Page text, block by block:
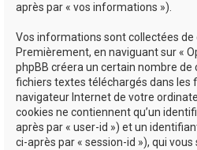
après par « vos informations »).
Vos informations sont collectées de
Premièrement, en naviguant sur «
phpBB créera un certain nombre de
fichiers textes téléchargés dans les
navigateur Internet de votre
cookies ne contiennent qu’un
après par « user-id ») et un
ci-après par « session-id »), qui